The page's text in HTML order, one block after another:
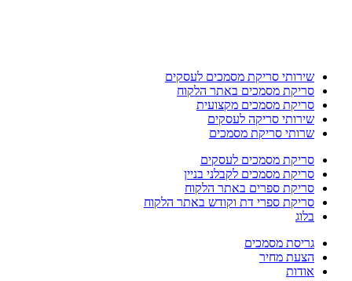
שירותי סריקת מסמכים לעסקים
סריקת מסמכים באתר הלקוח
סריקת מסמכים מקצועית
שירותי סריקה לעסקים
שרותי סריקת מסמכים
סריקת מסמכים לעסקים
סריקת מסמכים לקבלני בניין
סריקת ספרים באתר הלקוח
סריקת ספרי דת וקודש באתר הלקוח
בלוג
גריסת מסמכים
הצעת מחיר
אודות